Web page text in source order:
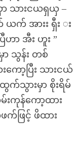
ာ သားငယရှယှ –
က် အားး ရှီး း
ဟာ အီး ဟူး ”
သွန်း တစ်
ော့ပြီး သားငယ်
က်သွားမှာ စိုးရိမ်
းကုန်ကော့ထား
က်ဖြင့် ဖိထား